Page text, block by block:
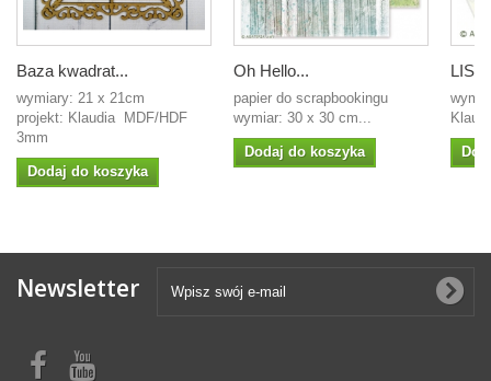
Baza kwadrat...
wymiary: 21 x 21cm
projekt: Klaudia MDF/HDF
3mm
Dodaj do koszyka
Oh Hello...
papier do scrapbookingu
wymiar: 30 x 30 cm...
Dodaj do koszyka
Newsletter